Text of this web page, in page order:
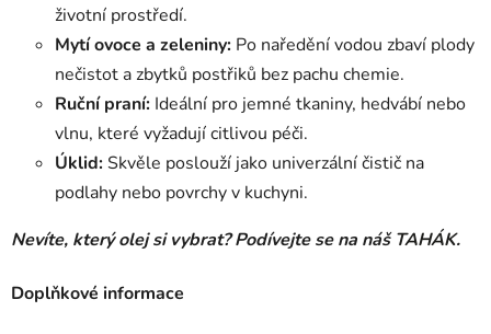
životní prostředí.
Mytí ovoce a zeleniny: Po naředění vodou zbaví plody
nečistot a zbytků postřiků bez pachu chemie.
Ruční praní: Ideální pro jemné tkaniny, hedvábí nebo
vlnu, které vyžadují citlivou péči.
Úklid:Skvěle poslouží jako univerzální čistič na
podlahy nebo povrchy v kuchyni.
Nevíte, který olej si vybrat? Podívejte se na nášTAHÁK.
Doplňkové informace